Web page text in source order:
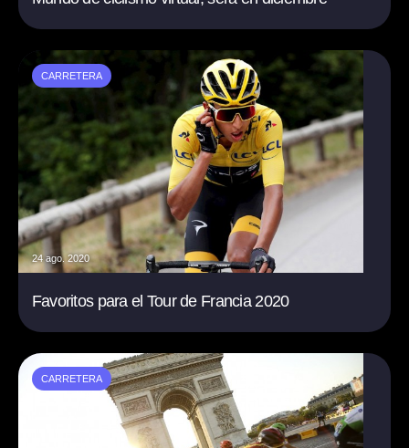
CARRETERA
24 ago. 2020
Favoritos para el Tour de Francia 2020
CARRETERA